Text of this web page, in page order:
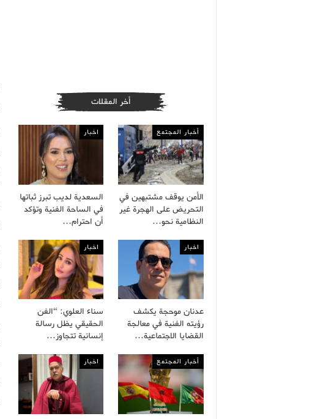
أخر المقلات
أخبار المجتمع
الأمن يوقف مشتبهين في
التحريض على الهجرة غير
النظامية نحو…
اخبار
السعدية لديب تبرز ثباتها
في الساحة الفنية وتؤكد
أن احترام…
اخبار
عدنان موحجة يكشف
رؤيته الفنية في معالجة
القضايا الاجتماعية…
اخبار
سناء العلوي: “الفن
الحقيقي يظل رسالة
إنسانية تتجاوز…
أخبار المجتمع اخبار